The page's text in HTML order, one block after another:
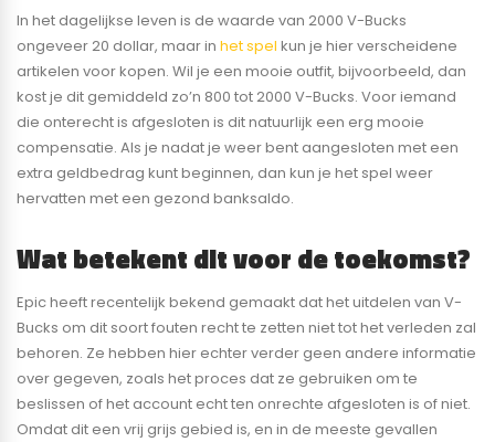
In het dagelijkse leven is de waarde van 2000 V-Bucks
ongeveer 20 dollar, maar in het spel kun je hier verscheidene
artikelen voor kopen. Wil je een mooie outfit, bijvoorbeeld, dan
kost je dit gemiddeld zo’n 800 tot 2000 V-Bucks. Voor iemand
die onterecht is afgesloten is dit natuurlijk een erg mooie
compensatie. Als je nadat je weer bent aangesloten met een
extra geldbedrag kunt beginnen, dan kun je het spel weer
hervatten met een gezond banksaldo.
Wat betekent dit voor de toekomst?
Epic heeft recentelijk bekend gemaakt dat het uitdelen van V-
Bucks om dit soort fouten recht te zetten niet tot het verleden zal
behoren. Ze hebben hier echter verder geen andere informatie
over gegeven, zoals het proces dat ze gebruiken om te
beslissen of het account echt ten onrechte afgesloten is of niet.
Omdat dit een vrij grijs gebied is, en in de meeste gevallen